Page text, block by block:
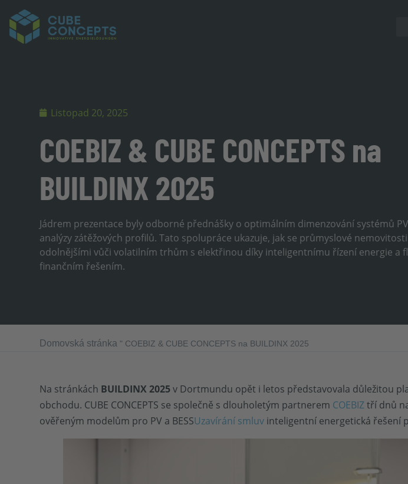
Listopad 20, 2025
COEBIZ & CUBE CONCEPTS na
BUILDINX 2025
Jádrem prezentace byly odborné přednášky o optimálním dimenzování systémů
analýzy zátěžových profilů. Tato spolupráce ukazuje, jak se průmyslové
odolnějšími vůči volatilním trhům s elektřinou díky inteligentnímu řízení energie a
finančním řešením.
Domovská stránka " COEBIZ & CUBE CONCEPTS na BUILDINX 2025
Na stránkách BUILDINX 2025v Dortmundu opět i letos představovala důležitou
obchodu. CUBE CONCEPTS se společně s dlouholetým partnerem COEBIZtří dnů
ověřeným modelům pro PV a BESSUzavírání smluv inteligentní energetická řešení